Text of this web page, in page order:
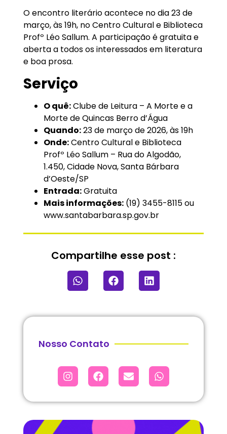
O encontro literário acontece no dia 23 de
março, às 19h, no Centro Cultural e Biblioteca
Profº Léo Sallum. A participação é gratuita e
aberta a todos os interessados em literatura
e boa prosa.
Serviço
O quê:Clube de Leitura – A Morte e a
Morte de Quincas Berro d’Água
Quando:23 de março de 2026, às 19h
Onde:Centro Cultural e Biblioteca
Profº Léo Sallum – Rua do Algodão,
1.450, Cidade Nova, Santa Bárbara
d’Oeste/SP
Entrada:Gratuita
Mais informações:(19) 3455-8115 ou
www.santabarbara.sp.gov.br
Compartilhe esse post :
Nosso Contato